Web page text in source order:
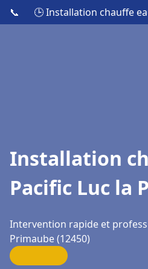
📞 🕒 Installation chauffe
Installation
Pacific Luc la
Intervention rapide et
Primaube (12450)